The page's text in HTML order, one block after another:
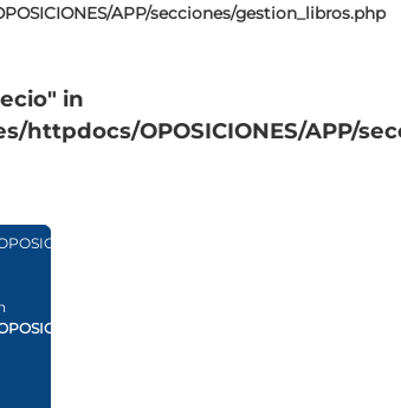
APP/secciones/gestion_libros.php
in
httpdocs/OPOSICIONES/APP/
APP/secciones/gestion_libros.php
APP/secciones/gestion_libros.php